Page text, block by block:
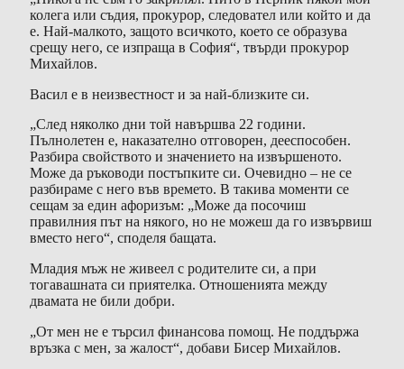
колега или съдия, прокурор, следовател или който и да
е. Най-малкото, защото всичкото, което се образува
срещу него, се изпраща в София“, твърди прокурор
Михайлов.
Васил е в неизвестност и за най-близките си.
„След няколко дни той навършва 22 години.
Пълнолетен е, наказателно отговорен, дееспособен.
Разбира свойството и значението на извършеното.
Може да ръководи постъпките си. Очевидно – не се
разбираме с него във времето. В такива моменти се
сещам за един афоризъм: „Може да посочиш
правилния път на някого, но не можеш да го извървиш
вместо него“, споделя бащата.
Младия мъж не живеел с родителите си, а при
тогавашната си приятелка. Отношенията между
двамата не били добри.
„От мен не е търсил финансова помощ. Не поддържа
връзка с мен, за жалост“, добави Бисер Михайлов.